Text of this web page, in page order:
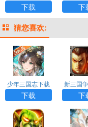
下载
战斗游
下
猜您喜欢:
少年三国志下载
下载
新三国
下